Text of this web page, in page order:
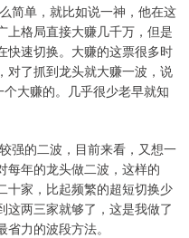
单，就比如说一神，他在这
上格局直接大赚几千万，但是
快速切换。大赚的这票很多时
对了抓到龙头就大赚一波，说
大赚的。几乎很少老早就知
的二波，目前来看，又想一
每年的龙头做二波，这样的
十家，比起频繁的超短切换少
这两三家就够了，这是我做了
力的波段方法。